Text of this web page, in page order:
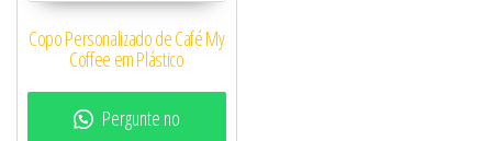
Copo Personalizado de Café My
Coffee em Plástico
Pergunte no